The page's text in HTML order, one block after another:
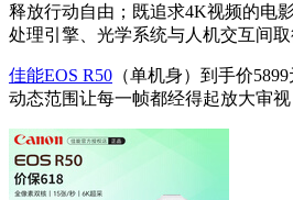
释放行动自由；既追求4K视频的电
处理引擎、光学系统与人机交互间取
佳能EOS R50 （单机身）到手价
动态范围让每一帧都经得起放大审